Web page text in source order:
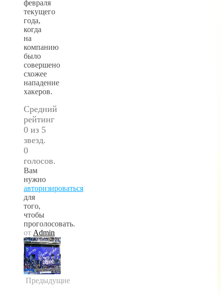
февраля
текущего
года,
когда
на
компанию
было
совершено
схожее
нападение
хакеров.
Средний
рейтинг
0 из 5
звезд.
0
голосов.
Вам
нужно
авторизироваться
для
того,
чтобы
проголосовать.
от Admin
Предыдущие